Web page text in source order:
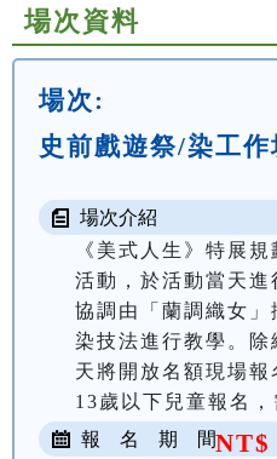
場次資料
場次:
史前戲遊祭/染工作
NT$
場次介紹
《美式人生》特展
活動，於活動當天
協調由「蘭調織女」
染技法進行教學。除
天將開放名額現場報
13歲以下兒童報名，
報 名 期 間